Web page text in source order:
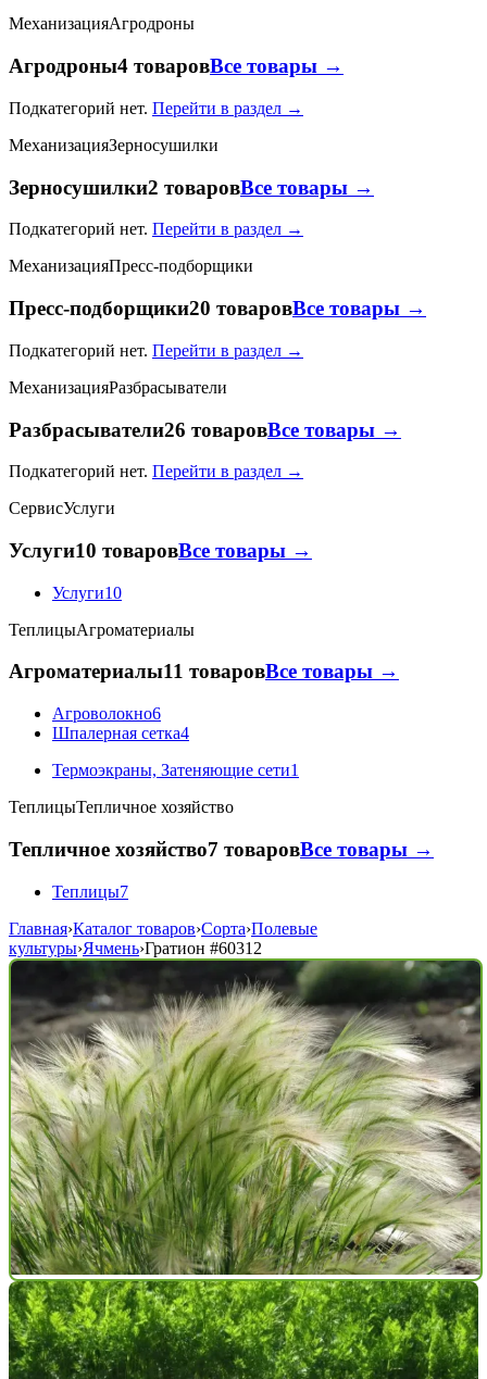
МеханизацияАгродроны
Агродроны4 товаровВсе товары →
Подкатегорий нет. Перейти в раздел →
МеханизацияЗерносушилки
Зерносушилки2 товаровВсе товары →
Подкатегорий нет. Перейти в раздел →
МеханизацияПресс-подборщики
Пресс-подборщики20 товаровВсе товары →
Подкатегорий нет. Перейти в раздел →
МеханизацияРазбрасыватели
Разбрасыватели26 товаровВсе товары →
Подкатегорий нет. Перейти в раздел →
СервисУслуги
Услуги10 товаровВсе товары →
Услуги10
ТеплицыАгроматериалы
Агроматериалы11 товаровВсе товары →
Агроволокно6
Шпалерная сетка4
Термоэкраны, Затеняющие сети1
ТеплицыТепличное хозяйство
Тепличное хозяйство7 товаровВсе товары →
Теплицы7
Главная›Каталог товаров›Сорта›Полевые
культуры›Ячмень›Гратион #60312